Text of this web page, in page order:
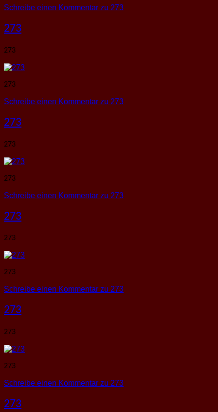
Schreibe einen Kommentar zu 273
273
273
273
Schreibe einen Kommentar zu 273
273
273
273
Schreibe einen Kommentar zu 273
273
273
273
Schreibe einen Kommentar zu 273
273
273
273
Schreibe einen Kommentar zu 273
273